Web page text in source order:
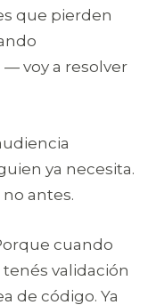
que pierden
voy a resolver
ya necesita.
antes.
cuando
validación
de código. Ya